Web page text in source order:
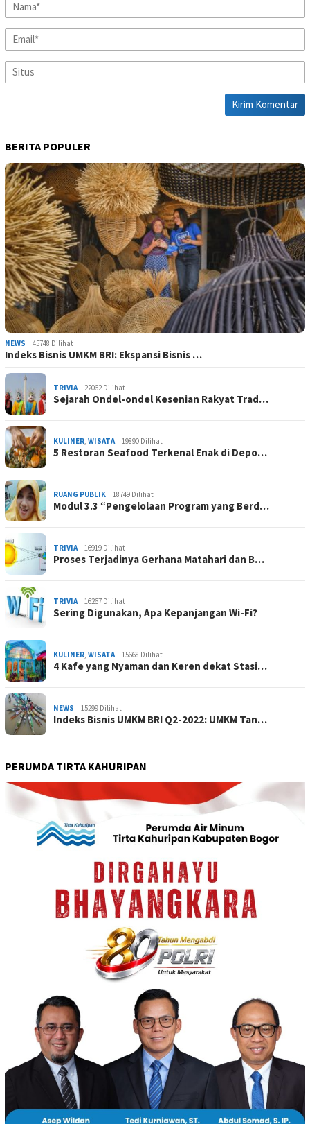
BERITA POPULER
NEWS 45748 Dilihat
Indeks Bisnis UMKM BRI: Ekspansi Bisnis …
TRIVIA 22062 Dilihat
Sejarah Ondel-ondel Kesenian Rakyat Trad…
KULINER WISATA 19890 Dilihat
5 Restoran Seafood Terkenal Enak di Depo…
RUANG PUBLIK 18749 Dilihat
Modul 3.3 “Pengelolaan Program yang Berd…
TRIVIA 16919 Dilihat
Proses Terjadinya Gerhana Matahari dan B…
TRIVIA 16267 Dilihat
Sering Digunakan, Apa Kepanjangan Wi-Fi?
KULINER WISATA 15668 Dilihat
4 Kafe yang Nyaman dan Keren dekat Stasi…
NEWS 15299 Dilihat
Indeks Bisnis UMKM BRI Q2-2022: UMKM Tan…
PERUMDA TIRTA KAHURIPAN